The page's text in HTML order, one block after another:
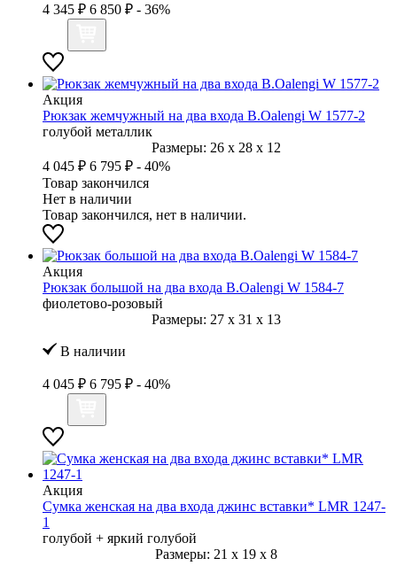
4 345 ₽ 6 850 ₽ - 36%
Акция
Рюкзак жемчужный на два входа B.Oalengi W 1577-2
голубой металлик
Размеры: 26 x 28 x 12
4 045 ₽ 6 795 ₽ - 40%
Товар закончился
Нет в наличии
Товар закончился, нет в наличии.
Акция
Рюкзак большой на два входа B.Oalengi W 1584-7
фиолетово-розовый
Размеры: 27 x 31 x 13
В наличии
4 045 ₽ 6 795 ₽ - 40%
Акция
Сумка женская на два входа джинс вставки* LMR 1247-
1
голубой + яркий голубой
Размеры: 21 x 19 x 8